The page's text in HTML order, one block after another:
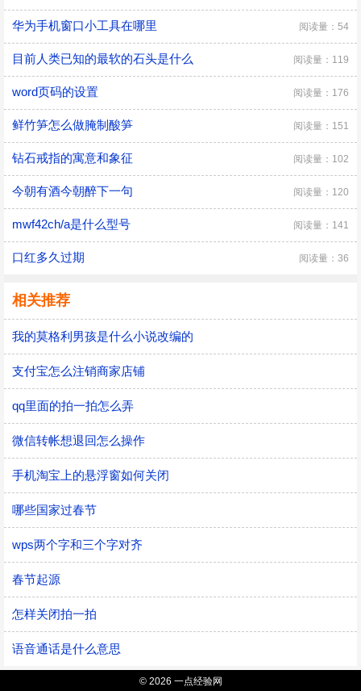
华为手机窗口小工具在哪里 阅读量：54
目前人类已知的最软的石头是什么 阅读量：119
word页码的设置 阅读量：176
鲜竹笋怎么做腌制酸笋 阅读量：151
钻石戒指的寓意和象征 阅读量：102
今朝有酒今朝醉下一句 阅读量：120
mwf42ch/a是什么型号 阅读量：141
口红多久过期 阅读量：36
相关推荐
我的莫格利男孩是什么小说改编的
支付宝怎么注销商家店铺
qq里面的拍一拍怎么弄
微信转帐想退回怎么操作
手机淘宝上的悬浮窗如何关闭
哪些国家过春节
wps两个字和三个字对齐
春节起源
怎样关闭拍一拍
语音通话是什么意思
© 2026 一点经验网